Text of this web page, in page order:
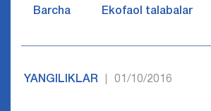
Barcha Ekofaol talabalar
YANGILIKLAR 01/10/2016